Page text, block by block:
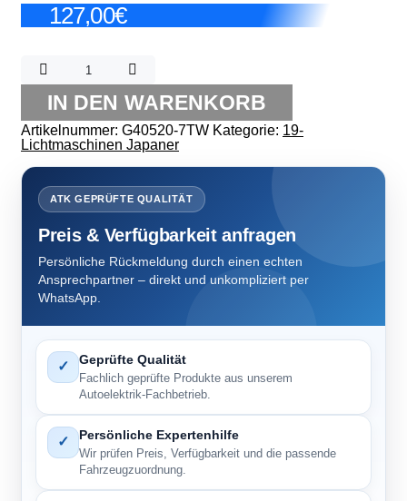
127,00€
Lichtmaschine
Mitsubishi
75
A.
C.
4
PK
-
LS
x
Menge
IN DEN WARENKORB
Artikelnummer: G40520-7TW Kategorie: 19-
Lichtmaschinen Japaner
ATK GEPRÜFTE QUALITÄT
Preis & Verfügbarkeit anfragen
Persönliche Rückmeldung durch einen echten
Ansprechpartner – direkt und unkompliziert per
WhatsApp.
✓ Geprüfte Qualität
Fachlich geprüfte Produkte aus unserem
Autoelektrik-Fachbetrieb.
✓ Persönliche Expertenhilfe
Wir prüfen Preis, Verfügbarkeit und die passende
Fahrzeugzuordnung.